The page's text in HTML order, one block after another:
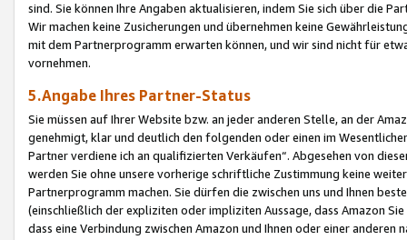
sind. Sie können Ihre Angaben aktualisieren, indem Sie sich über die
Wir machen keine Zusicherungen und übernehmen keine
mit dem Partnerprogramm erwarten können, und wir sind nicht für
vornehmen.
5.Angabe Ihres Partner-Status
Sie müssen auf Ihrer Website bzw. an jeder anderen Stelle, an der
genehmigt, klar und deutlich den folgenden oder einen im
Partner verdiene ich an qualifizierten Verkäufen“. Abgesehen von
werden Sie ohne unsere vorherige schriftliche Zustimmung keine
Partnerprogramm machen. Sie dürfen die zwischen uns und Ihnen
(einschließlich der expliziten oder impliziten Aussage, dass Amazon
dass eine Verbindung zwischen Amazon und Ihnen oder einer